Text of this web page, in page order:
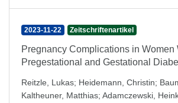
2023-11-22 Zeitschriftenartikel
Pregnancy Complications in Women
Pregestational and Gestational
Reitzle, Lukas; Heidemann, Christin;
Kaltheuner, Matthias; Adamczewski,